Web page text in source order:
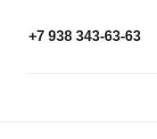
+7 938 343-63-63